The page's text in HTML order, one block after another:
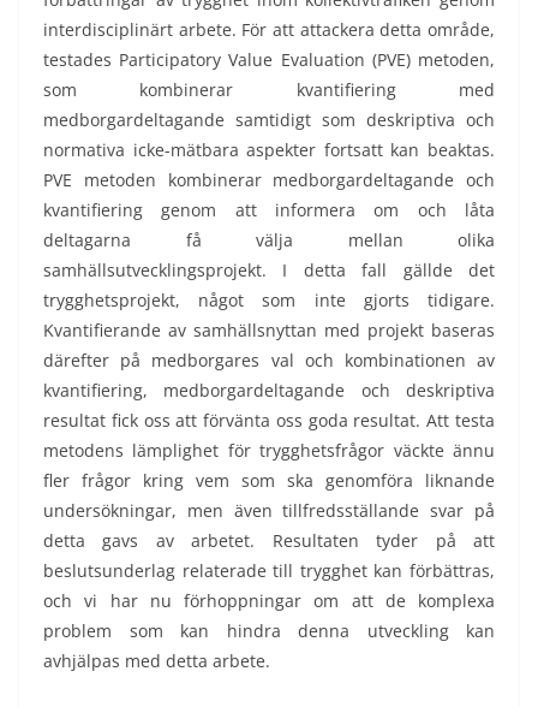
interdisciplinärt arbete. För att attackera detta område,
testades Participatory Value Evaluation (PVE) metoden,
som kombinerar kvantifiering med
medborgardeltagande samtidigt som deskriptiva och
normativa icke-mätbara aspekter fortsatt kan beaktas.
PVE metoden kombinerar medborgardeltagande och
kvantifiering genom att informera om och låta
deltagarna få välja mellan olika
samhällsutvecklingsprojekt. I detta fall gällde det
trygghetsprojekt, något som inte gjorts tidigare.
Kvantifierande av samhällsnyttan med projekt baseras
därefter på medborgares val och kombinationen av
kvantifiering, medborgardeltagande och deskriptiva
resultat fick oss att förvänta oss goda resultat. Att testa
metodens lämplighet för trygghetsfrågor väckte ännu
fler frågor kring vem som ska genomföra liknande
undersökningar, men även tillfredsställande svar på
detta gavs av arbetet. Resultaten tyder på att
beslutsunderlag relaterade till trygghet kan förbättras,
och vi har nu förhoppningar om att de komplexa
problem som kan hindra denna utveckling kan
avhjälpas med detta arbete.